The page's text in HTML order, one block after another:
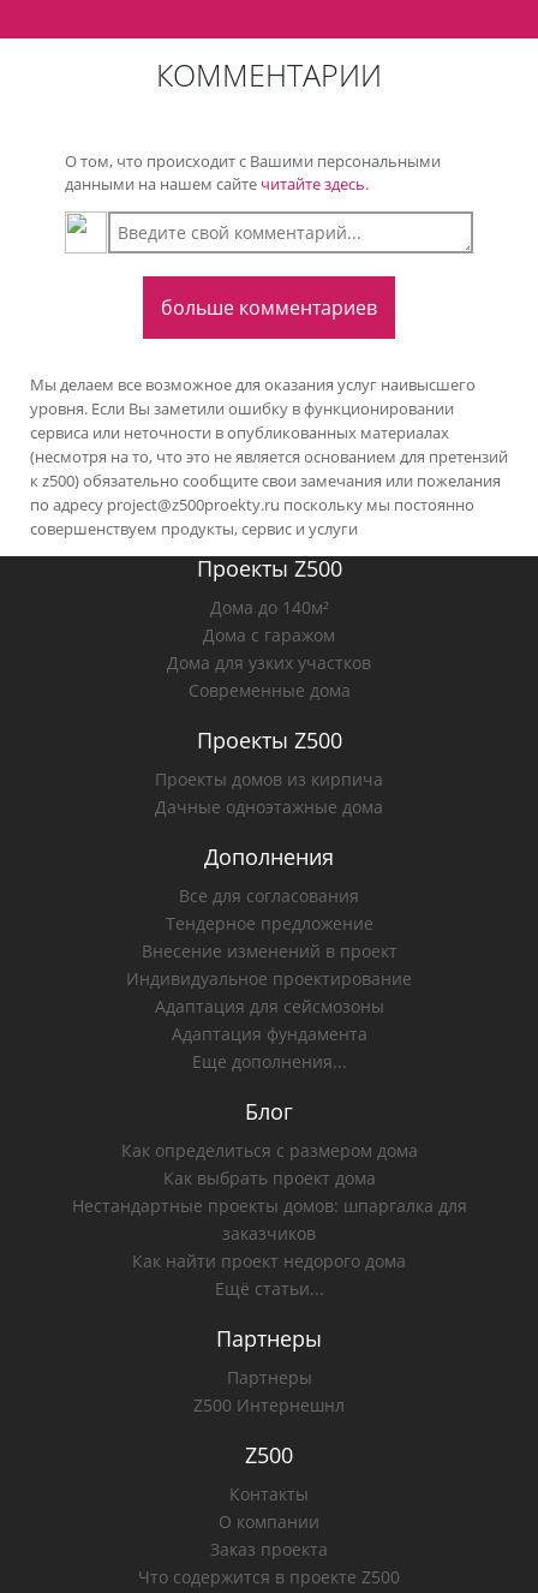
КОММЕНТАРИИ
О том, что происходит с Вашими персональными
данными на нашем сайте читайте здесь.
больше комментариев
Мы делаем все возможное для оказания услуг наивысшего
уровня. Если Вы заметили ошибку в функционировании
сервиса или неточности в опубликованных материалах
(несмотря на то, что это не является основанием для претензий
к z500) обязательно сообщите свои замечания или пожелания
по адресу project@z500proekty.ru поскольку мы постоянно
совершенствуем продукты, сервис и услуги
Проекты Z500
Дома до 140м²
Дома с гаражом
Дома для узких участков
Современные дома
Проекты Z500
Проекты домов из кирпича
Дачные одноэтажные дома
Дополнения
Все для согласования
Тендерное предложение
Внесение изменений в проект
Индивидуальное проектирование
Адаптация для сейсмозоны
Адаптация фундамента
Еще дополнения...
Блог
Как определиться с размером дома
Как выбрать проект дома
Нестандартные проекты домов: шпаргалка для
заказчиков
Как найти проект недорого дома
Ещё статьи...
Партнеры
Партнеры
Z500 Интернешнл
Z500
Контакты
О компании
Заказ проекта
Что содержится в проекте Z500